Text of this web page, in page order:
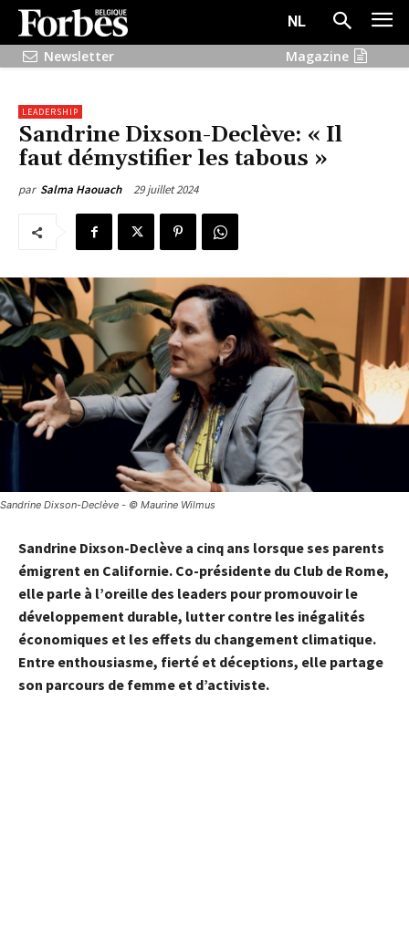
NL
Newsletter
Magazine
LEADERSHIP
Sandrine Dixson-Declève: « Il
faut démystifier les tabous »
par Salma Haouach 29 juillet 2024
Sandrine Dixson-Declève - © Maurine Wilmus
Sandrine Dixson-Declève a cinq ans lorsque ses parents
émigrent en Californie. Co-présidente du Club de Rome,
elle parle à l’oreille des leaders pour promouvoir le
développement durable, lutter contre les inégalités
économiques et les effets du changement climatique.
Entre enthousiasme, fierté et déceptions, elle partage
son parcours de femme et d’activiste.